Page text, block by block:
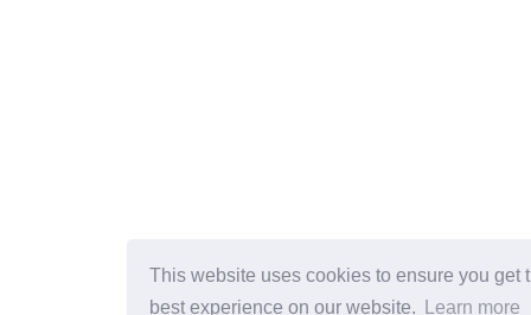
This website uses cookies to ensure you get
best experience on our website.
Learn more